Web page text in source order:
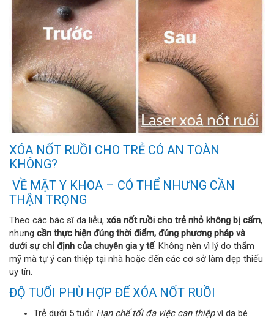
XÓA NỐT RUỒI CHO TRẺ CÓ AN TOÀN
KHÔNG?
VỀ MẶT Y KHOA – CÓ THỂ NHƯNG CẦN
THẬN TRỌNG
Theo các bác sĩ da liễu, xóa nốt ruồi cho trẻ nhỏ không bị cấm,
nhưng cần thực hiện đúng thời điểm, đúng phương pháp và
dưới sự chỉ định của chuyên gia y tế. Không nên vì lý do thẩm
mỹ mà tự ý can thiệp tại nhà hoặc đến các cơ sở làm đẹp thiếu
uy tín.
ĐỘ TUỔI PHÙ HỢP ĐỂ XÓA NỐT RUỒI
Trẻ dưới 5 tuổi: Hạn chế tối đa việc can thiệpvì da bé